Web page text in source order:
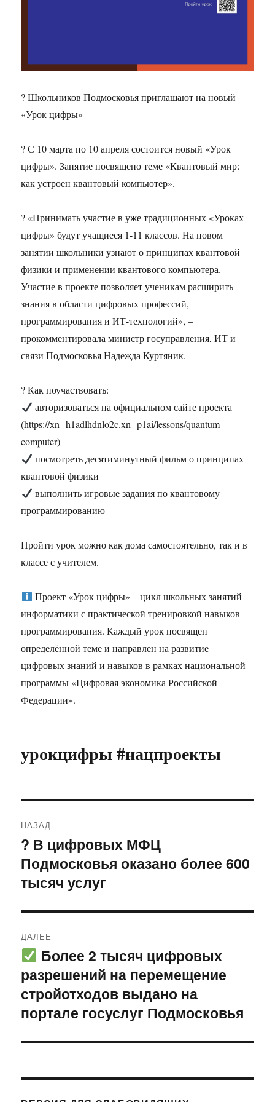
? Школьников Подмосковья приглашают на новый
«Урок цифры»
? С 10 марта по 10 апреля состоится новый «Урок
цифры». Занятие посвящено теме «Квантовый мир:
как устроен квантовый компьютер».
? «Принимать участие в уже традиционных «Уроках
цифры» будут учащиеся 1-11 классов. На новом
занятии школьники узнают о принципах квантовой
физики и применении квантового компьютера.
Участие в проекте позволяет ученикам расширить
знания в области цифровых профессий,
программирования и ИТ-технологий», –
прокомментировала министр госуправления, ИТ и
связи Подмосковья Надежда Куртяник.
? Как поучаствовать:
авторизоваться на официальном сайте проекта
(https://xn--h1adlhdnlo2c.xn--p1ai/lessons/quantum-
computer)
посмотреть десятиминутный фильм о принципах
квантовой физики
выполнить игровые задания по квантовому
программированию
Пройти урок можно как дома самостоятельно, так и в
классе с учителем.
Проект «Урок цифры» – цикл школьных занятий
информатики с практической тренировкой навыков
программирования. Каждый урок посвящен
определённой теме и направлен на развитие
цифровых знаний и навыков в рамках национальной
программы «Цифровая экономика Российской
Федерации».
урокцифры #нацпроекты
по
записям
НАЗАД
Предыдущая
запись:
? В цифровых МФЦ
Подмосковья оказано более 600
тысяч услуг
ДАЛЕЕ
Следующая
запись:
Более 2 тысяч цифровых
разрешений на перемещение
стройотходов выдано на
портале госуслуг Подмосковья